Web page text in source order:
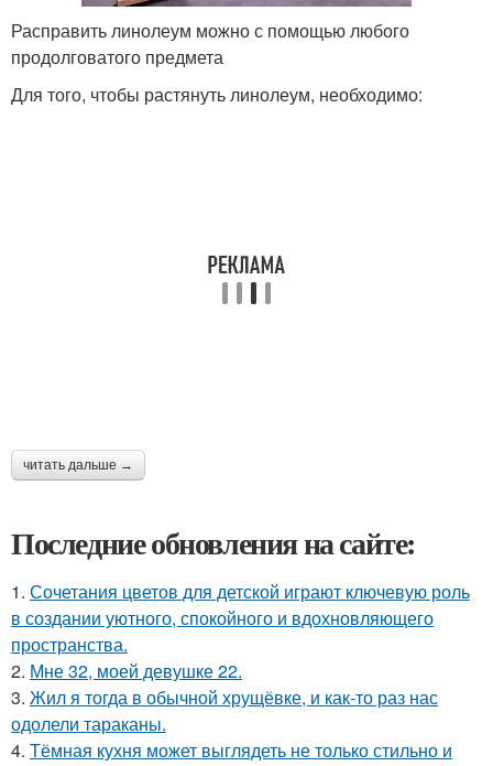
Расправить линолеум можно с помощью любого
продолговатого предмета
Для того, чтобы растянуть линолеум, необходимо:
читать дальше →
Последние обновления на сайте:
1. Сочетания цветов для детской играют ключевую роль
в создании уютного, спокойного и вдохновляющего
пространства.
2. Мне 32, моей девушке 22.
3. Жил я тогда в обычной хрущёвке, и как-то раз нас
одолели тараканы.
4. Тёмная кухня может выглядеть не только стильно и